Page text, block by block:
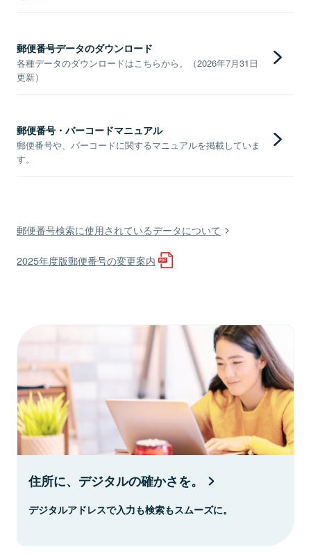
郵便番号データのダウンロード
各種データのダウンロードはこちらから。（2026年7月31日
更新）
郵便番号・バーコードマニュアル
郵便番号や、バーコードに関するマニュアルを掲載していま
す。
郵便番号検索に使用されているデータについて
2025年度版郵便番号の変更案内
住所に、デジタルの確かさを。
デジタルアドレスで入力も検索もスムーズに。